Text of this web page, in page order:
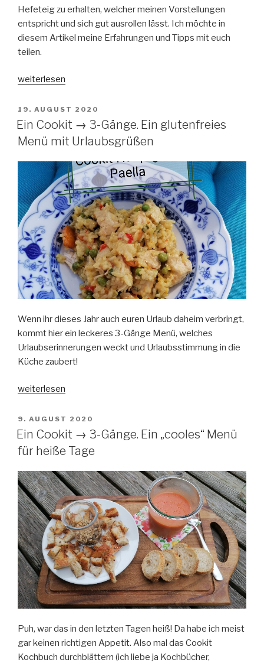
Hefeteig zu erhalten, welcher meinen Vorstellungen
entspricht und sich gut ausrollen lässt. Ich möchte in
diesem Artikel meine Erfahrungen und Tipps mit euch
teilen.
„Pizza-
zwei
Varianten
&
Erfahrung
mit
dem
Cookit
von
Bosch“
weiterlesen
VERÖFFENTLICHT
AM
19. AUGUST 2020
Ein Cookit → 3-Gänge. Ein glutenfreies
Menü mit Urlaubsgrüßen
Wenn ihr dieses Jahr auch euren Urlaub daheim verbringt,
kommt hier ein leckeres 3-Gänge Menü, welches
Urlaubserinnerungen weckt und Urlaubsstimmung in die
Küche zaubert!
„Ein
→
3-
Gänge.
glutenfreies
Menü
mit
Urlaubsgrüßen“
weiterlesen
VERÖFFENTLICHT
AM
9. AUGUST 2020
Ein Cookit → 3-Gänge. Ein „cooles“ Menü
für heiße Tage
Puh, war das in den letzten Tagen heiß! Da habe ich meist
gar keinen richtigen Appetit. Also mal das Cookit
Kochbuch durchblättern (ich liebe ja Kochbücher,